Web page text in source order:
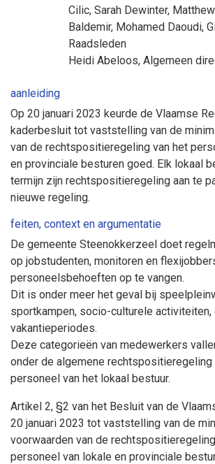
Cilic, Sarah Dewinter,
Baldemir, Mohamed Daoudi,
Raadsleden
Heidi Abeloos, Algemeen
aanleiding
Op 20 januari 2023 keurde de Vlaamse
kaderbesluit tot vaststelling van de
van de rechtspositieregeling van het
en provinciale besturen goed. Elk lokaal
termijn zijn rechtspositieregeling aan te
nieuwe regeling.
feiten, context en argumentatie
De gemeente Steenokkerzeel doet
op jobstudenten, monitoren en
personeelsbehoeften op te vangen.
Dit is onder meer het geval bij
sportkampen, socio-culturele
vakantieperiodes.
Deze categorieën van medewerkers
onder de algemene rechtspositieregeling
personeel van het lokaal bestuur.
Artikel 2, §2 van het Besluit van de
20 januari 2023 tot vaststelling van de
voorwaarden van de
personeel van lokale en provinciale